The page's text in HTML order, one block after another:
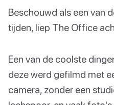
Beschouwd als een van
tijden, liep The Office
Een van de coolste
deze werd gefilmd met
camera, zonder een